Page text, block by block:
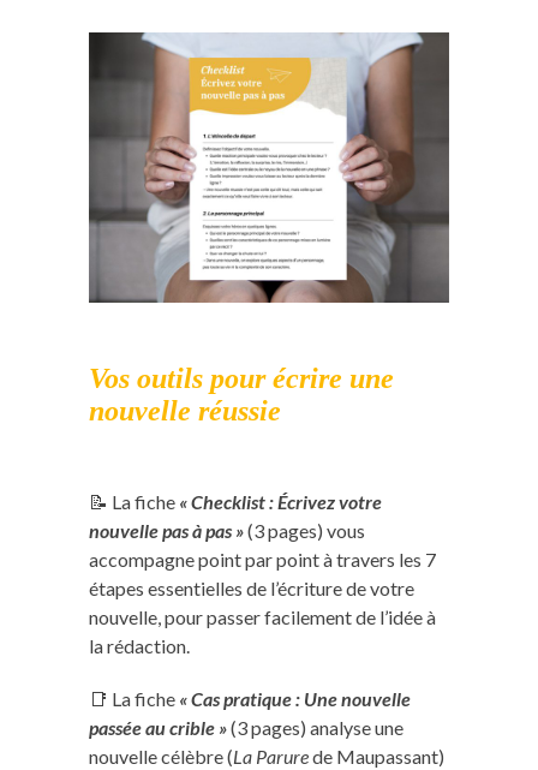
Vos outils pour écrire une
nouvelle réussie
📝 La fiche « Checklist : Écrivez votre
nouvelle pas à pas »(3 pages) vous
accompagne point par point à travers les 7
étapes essentielles de l’écriture de votre
nouvelle, pour passer facilement de l’idée à
la rédaction.
📑 La fiche « Cas pratique : Une nouvelle
passée au crible »(3 pages) analyse une
nouvelle célèbre (La Parurede Maupassant)